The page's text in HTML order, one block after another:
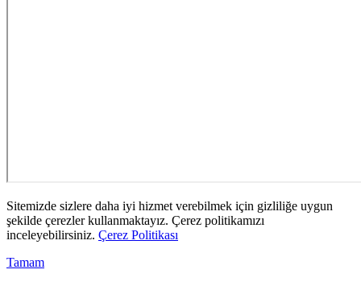
Sitemizde sizlere daha iyi hizmet verebilmek için gizliliğe uygun
şekilde çerezler kullanmaktayız. Çerez politikamızı
inceleyebilirsiniz. Çerez Politikası
Tamam